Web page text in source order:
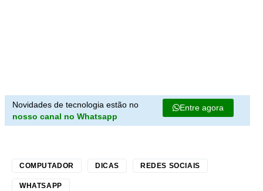
Novidades de tecnologia estão no
nosso canal no Whatsapp
Entre agora
COMPUTADOR DICAS REDES SOCIAIS
WHATSAPP